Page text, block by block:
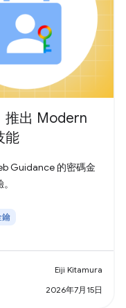
推出 Modern
能
Guidance 的密碼金
鑰
Eiji Kitamura
2026年7月15日